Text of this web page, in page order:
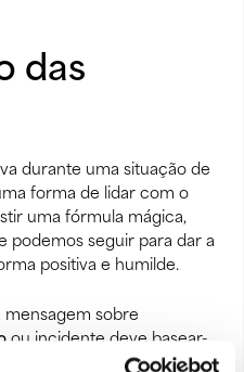
das
durante uma situação de
forma de lidar com o
uma fórmula mágica,
podemos seguir para dar a
positiva e humilde.
mensagem sobre
ou incidente deve basear-
Posteriormente, há que